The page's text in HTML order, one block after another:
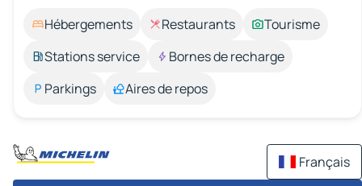
Hébergements Restaurants
Tourisme
Stations service
Bornes de recharge
Parkings
Aires de repos
Français